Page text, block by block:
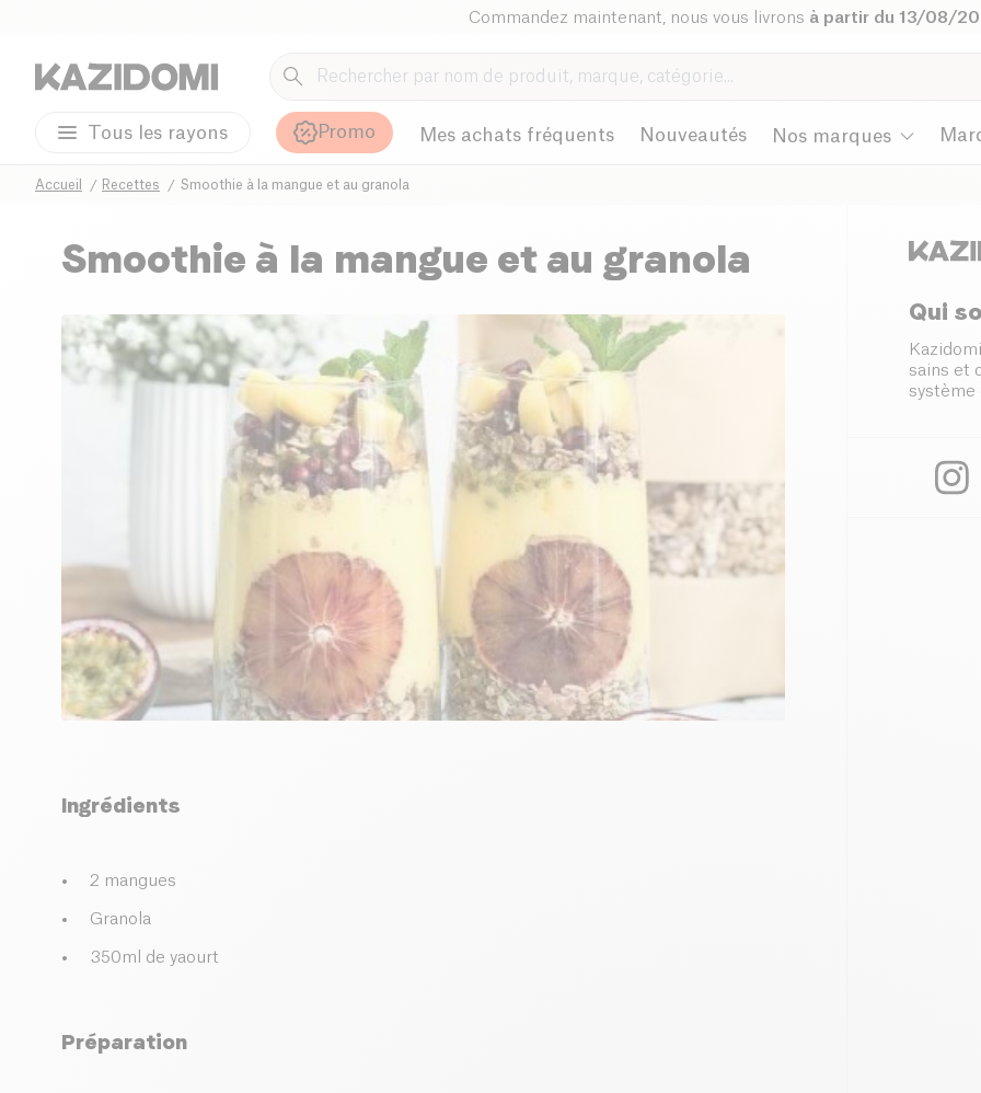
Commandez maintenant, nous vous livrons à partir du 13/08/
Tous les rayons Promo Mes achats fréquents Nouveautés Nos marques
Accueil Recettes Smoothie à la mangue et au granola
Smoothie à la mangue et au granola
Ingrédients
2 mangues
Granola
350ml de yaourt
Préparation
Qui
sains et
système